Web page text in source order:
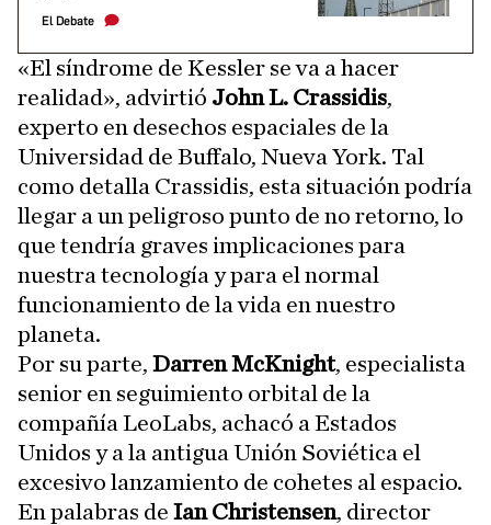
El Debate
«El síndrome de Kessler se va a hacer
realidad», advirtió John L. Crassidis,
experto en desechos espaciales de la
Universidad de Buffalo, Nueva York. Tal
como detalla Crassidis, esta situación podría
llegar a un peligroso punto de no retorno, lo
que tendría graves implicaciones para
nuestra tecnología y para el normal
funcionamiento de la vida en nuestro
planeta.
Por su parte, Darren McKnight, especialista
senior en seguimiento orbital de la
compañía LeoLabs, achacó a Estados
Unidos y a la antigua Unión Soviética el
excesivo lanzamiento de cohetes al espacio.
En palabras de Ian Christensen, director